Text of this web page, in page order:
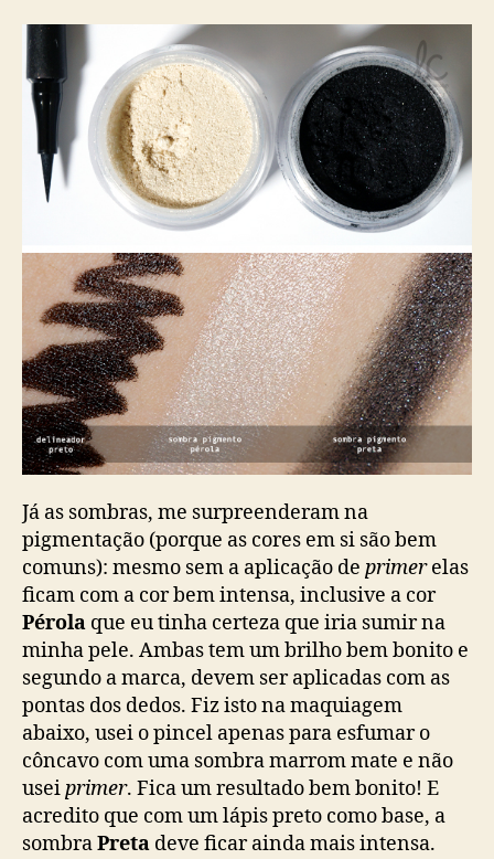
Já as sombras, me surpreenderam na
pigmentação (porque as cores em si são bem
comuns): mesmo sem a aplicação de primerelas
ficam com a cor bem intensa, inclusive a cor
Pérola que eu tinha certeza que iria sumir na
minha pele. Ambas tem um brilho bem bonito e
segundo a marca, devem ser aplicadas com as
pontas dos dedos. Fiz isto na maquiagem
abaixo, usei o pincel apenas para esfumar o
côncavo com uma sombra marrom mate e não
useiprimer. Fica um resultado bem bonito! E
acredito que com um lápis preto como base, a
sombraPreta deve ficar ainda mais intensa.